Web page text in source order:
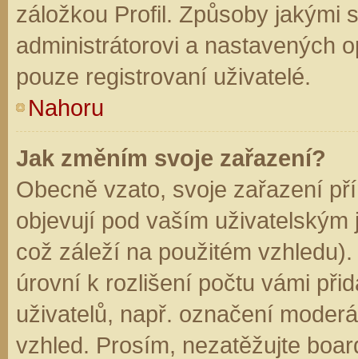
záložkou Profil. Způsoby jakými
administrátorovi a nastavených
pouze registrovaní uživatelé.
Nahoru
Jak změním svoje zařazení?
Obecně vzato, svoje zařazení
objevují pod vaším
což záleží na použitém
úrovní k rozlišení počtu vámi
uživatelů, např. označení
vzhled. Prosím, nezatěžujte